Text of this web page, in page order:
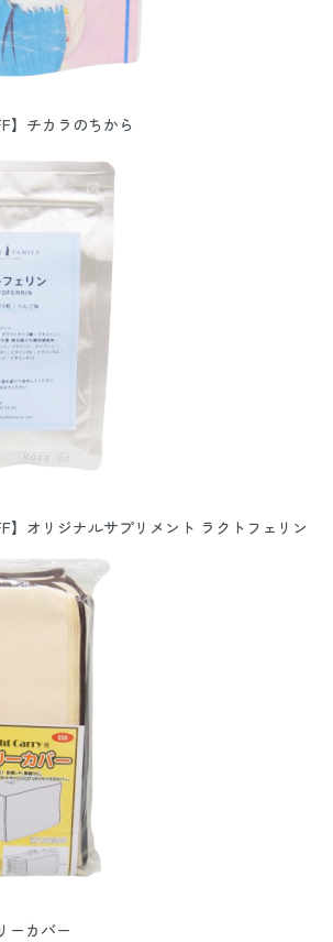
】チカラのちから
】オリジナルサプリメント ラクトフェリン
ーカバー